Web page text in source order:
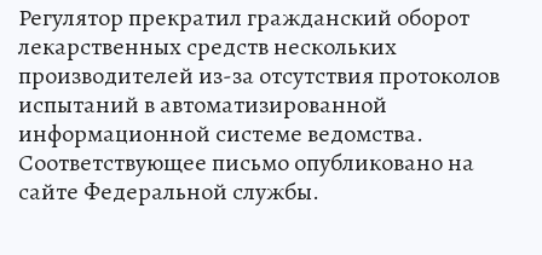
Регулятор прекратил гражданский оборот
лекарственных средств нескольких
производителей из-за отсутствия протоколов
испытаний в автоматизированной
информационной системе ведомства.
Соответствующее письмо опубликовано на
сайте Федеральной службы.